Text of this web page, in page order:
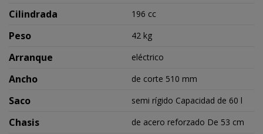
Cilindrada 196 cc
Peso 42 kg
Arranque eléctrico
Ancho de corte 510 mm
Saco semi rígido Capacidad de 60 l
Chasis de acero reforzado De 53 cm